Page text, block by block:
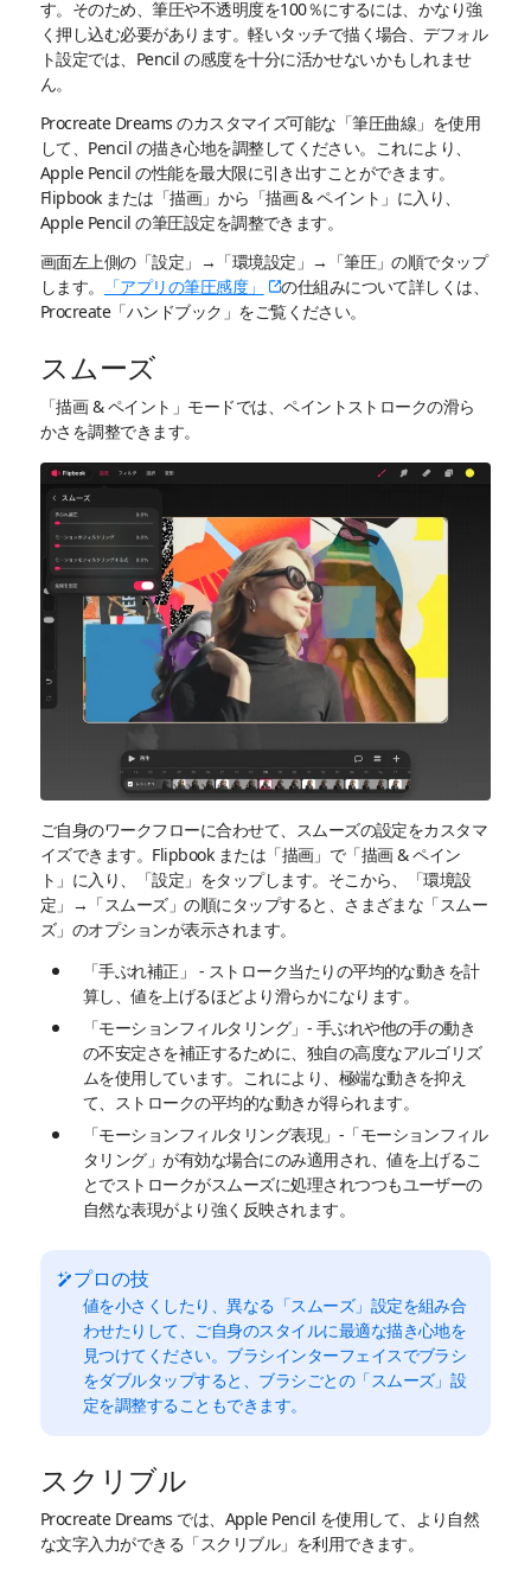
す。そのため、筆圧や不透明度を100％にするには、かなり強
く押し込む必要があります。軽いタッチで描く場合、デフォル
ト設定では、Pencil の感度を十分に活かせないかもしれませ
ん。
Procreate Dreams のカスタマイズ可能な「筆圧曲線」を使用
して、Pencil の描き心地を調整してください。これにより、
Apple Pencil の性能を最大限に引き出すことができます。
Flipbook または「描画」から「描画 & ペイント」に入り、
Apple Pencil の筆圧設定を調整できます。
画面左上側の「設定」→「環境設定」→「筆圧」の順でタップ
します。
「アプリの筆圧感度」
の仕組みについて詳しくは、
Procreate「ハンドブック」をご覧ください。
スムーズ
「描画 & ペイント」モードでは、ペイントストロークの滑ら
かさを調整できます。
ご自身のワークフローに合わせて、スムーズの設定をカスタマ
イズできます。Flipbook または「描画」で「描画 & ペイン
ト」に入り、「設定」をタップします。そこから、「環境設
定」→「スムーズ」の順にタップすると、さまざまな「スムー
ズ」のオプションが表示されます。
「手ぶれ補正」 - ストローク当たりの平均的な動きを計
算し、値を上げるほどより滑らかになります。
「モーションフィルタリング」- 手ぶれや他の手の動き
の不安定さを補正するために、独自の高度なアルゴリズ
ムを使用しています。これにより、極端な動きを抑え
て、ストロークの平均的な動きが得られます。
「モーションフィルタリング表現」-「モーションフィル
タリング」が有効な場合にのみ適用され、値を上げるこ
とでストロークがスムーズに処理されつつもユーザーの
自然な表現がより強く反映されます。
プロの技
値を小さくしたり、異なる「スムーズ」設定を組み合
わせたりして、ご自身のスタイルに最適な描き心地を
見つけてください。ブラシインターフェイスでブラシ
をダブルタップすると、ブラシごとの「スムーズ」設
定を調整することもできます。
スクリブル
Procreate Dreams では、Apple Pencil を使用して、より自然
な文字入力ができる「スクリブル」を利用できます。